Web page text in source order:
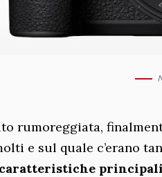
rumoreggiata,
e sul quale c’erano
principali